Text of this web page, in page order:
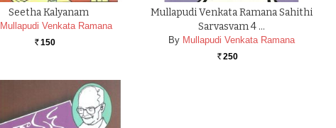
Seetha Kalyanam
Mullapudi Venkata Ramana
Rs. 150
Mullapudi Venkata Ramana Sahithi
Sarvasvam 4 …
By Mullapudi Venkata Ramana
Rs. 250